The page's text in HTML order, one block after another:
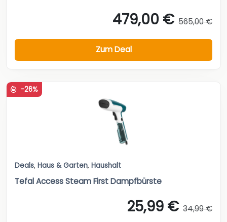
479,00 € 565,00 €
Zum Deal
-26%
Deals, Haus & Garten, Haushalt
Tefal Access Steam First Dampfbürste
25,99 € 34,99 €